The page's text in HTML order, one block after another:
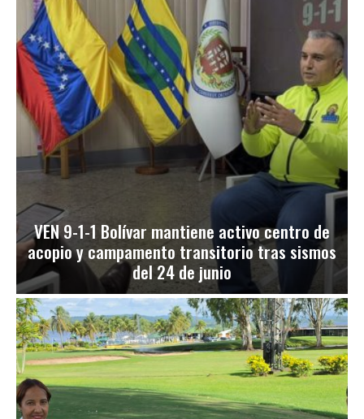
VEN 9-1-1 Bolívar mantiene activo centro de
acopio y campamento transitorio tras sismos
del 24 de junio